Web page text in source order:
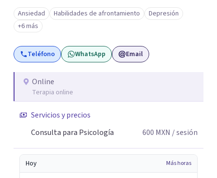
emocionales a tu propio ritmo. Creo firmemente en la
importancia de construir juntos herramientas que
fortalezcan el bienestar, la autonomía y el sentido de
vida. Será un gusto acompañarte en este proceso. Quedo
atento para resolver cualquier duda y acordar una cita. Un
Ansiedad Habilidades de afrontamiento
Depresión
+6 más
Teléfono WhatsApp Email
Online
Terapia online
Servicios y precios
Consulta para Psicología
600 MXN / sesión
Hoy Más horas